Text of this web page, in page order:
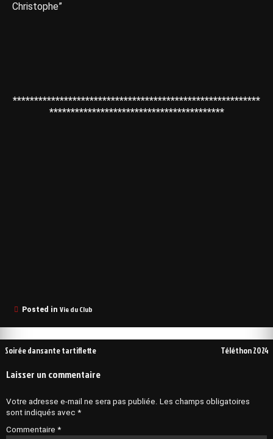
Christophe”
**********************************************************
*****************************************
Posted in Vie du Club
Navigation
l’article
Soirée dansante tartiflette Téléthon 2024
Laisser un commentaire
Votre adresse e-mail ne sera pas publiée. Les champs obligatoires
sont indiqués avec *
Commentaire *